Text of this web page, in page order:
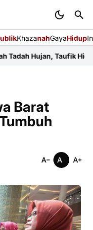
KhazanahGayaHidup
Taufik Hidayat Janji
Barat